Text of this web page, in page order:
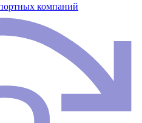
компаний